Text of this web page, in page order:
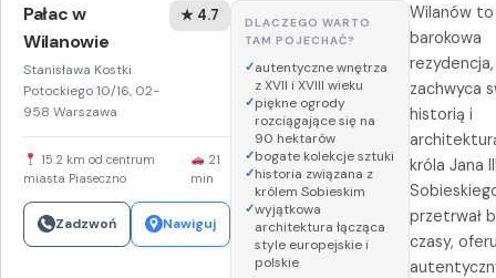
Pałac w
Wilanowie
Stanisława Kostki
Potockiego 10/16, 02-
958 Warszawa
★ 4.7
15.2 km od centrum
miasta Piaseczno
21
min
Zadzwoń Nawiguj
DLACZEGO WARTO
TAM POJECHAĆ?
autentyczne wnętrza
z XVII i XVIII wieku
piękne ogrody
rozciągające się na
90 hektarów
bogate kolekcje sztuki
historia związana z
królem Sobieskim
wyjątkowa
architektura łącząca
style europejskie i
polskie
Wilanów to
barokowa
zachwyca
historią i
króla Jana
przetrwał
czasy,